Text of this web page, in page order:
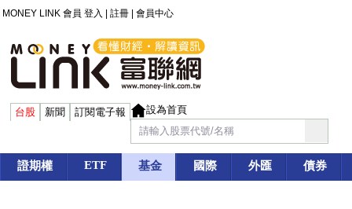
MONEY LINK 會員 登入 註冊 會員中心
台股 新聞 訂閱電子報 設為首頁
證期權 ETF 基金 國際 外匯 債券